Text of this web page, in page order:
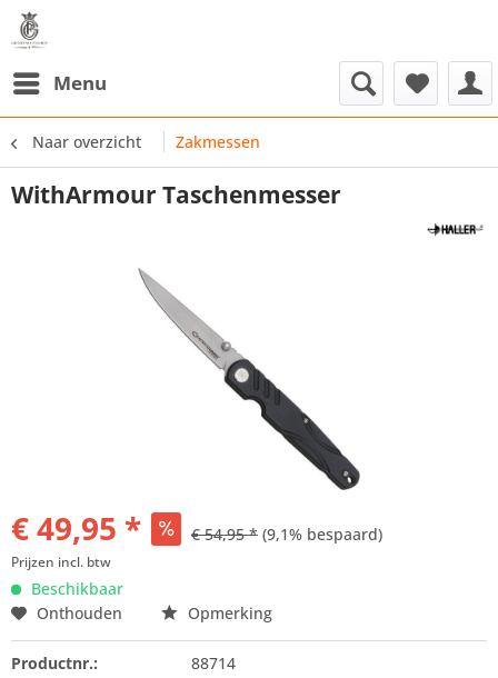
Menu
Naar overzicht Zakmessen
WithArmour Taschenmesser
€ 49,95 * € 54,95 * (9,1% bespaard)
Prijzen incl. btw
Beschikbaar
Onthouden
Opmerking
Productnr.: 88714